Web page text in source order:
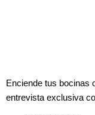
Enciende tus bocinas
entrevista exclusiva